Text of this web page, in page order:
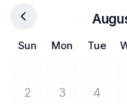
Sun Mon Tue
2No tickets available
3No tickets
4No